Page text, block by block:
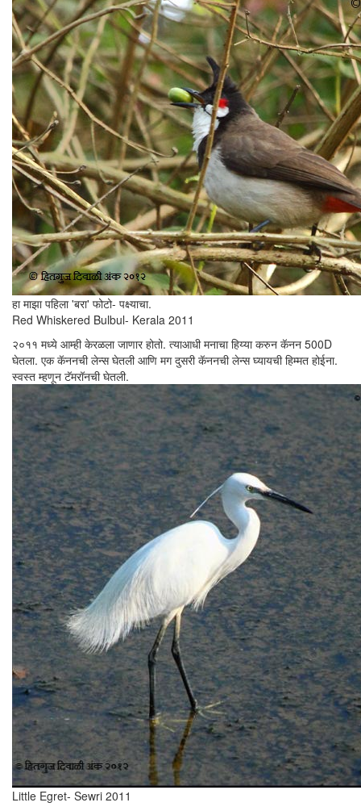
हा माझा पहिला 'बरा' फोटो- पक्ष्याचा.
Red Whiskered Bulbul- Kerala 2011
२०११ मध्ये आम्ही केरळला जाणार होतो. त्याआधी मनाचा हिय्या करुन कॅनन 500D
घेतला. एक कॅननची लेन्स घेतली आणि मग दुसरी कॅननची लेन्स घ्यायची हिम्मत होईना.
स्वस्त म्हणून टॅमरॉनची घेतली.
Little Egret- Sewri 2011